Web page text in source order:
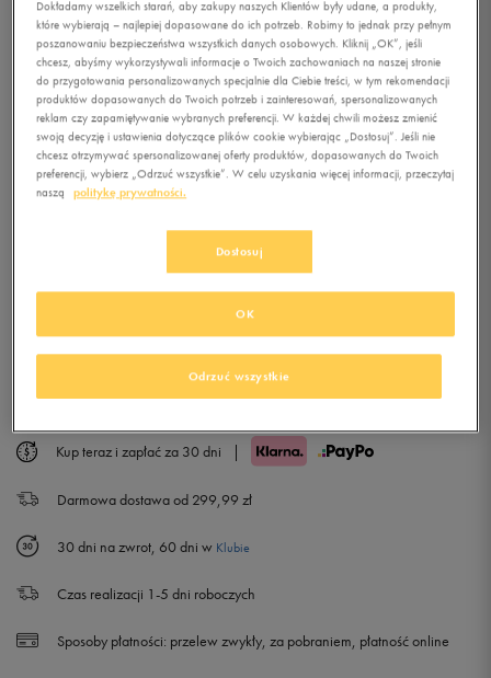
Kolor:czarny
39 25 cm Powiadom o dostępności
40,5 26 cm Powiadom o dostępności
41 26,5 cm
42 27 cm
DODAJ DO KOSZYKA
Kup teraz i zapłać za 30 dni |
Darmowa dostawa od 299,99 zł
30 dni na zwrot, 60 dni w Klubie
Czas realizacji 1-5 dni roboczych
Sposoby płatności: przelew zwykły, za pobraniem, płatność online
Dokładamy wszelkich starań, aby zakupy naszych Klientów były udane, a produkty,
które wybierają – najlepiej dopasowane do ich potrzeb. Robimy to jednak przy pełnym
poszanowaniu bezpieczeństwa wszystkich danych osobowych. Kliknij „OK”, jeśli
chcesz, abyśmy wykorzystywali informacje o Twoich zachowaniach na naszej stronie
do przygotowania personalizowanych specjalnie dla Ciebie treści, w tym rekomendacji
produktów dopasowanych do Twoich potrzeb i zainteresowań, spersonalizowanych
reklam czy zapamiętywanie wybranych preferencji. W każdej chwili możesz zmienić
swoją decyzję i ustawienia dotyczące plików cookie wybierając „Dostosuj”. Jeśli nie
chcesz otrzymywać spersonalizowanej oferty produktów, dopasowanych do Twoich
preferencji, wybierz „Odrzuć wszystkie”. W celu uzyskania więcej informacji, przeczytaj
naszą
politykę prywatności.
Dostosuj
Odrzuć wszystkie
OK